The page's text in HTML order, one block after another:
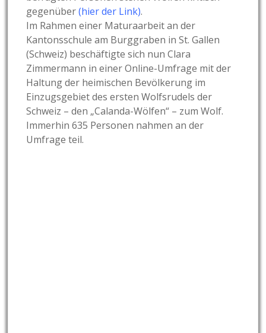
gegenüber(hier der Link).
Im Rahmen einer Maturaarbeit an der
Kantonsschule am Burggraben in St. Gallen
(Schweiz) beschäftigte sich nun Clara
Zimmermann in einer Online-Umfrage mit der
Haltung der heimischen Bevölkerung im
Einzugsgebiet des ersten Wolfsrudels der
Schweiz – den „Calanda-Wölfen“ – zum Wolf.
Immerhin 635 Personen nahmen an der
Umfrage teil.